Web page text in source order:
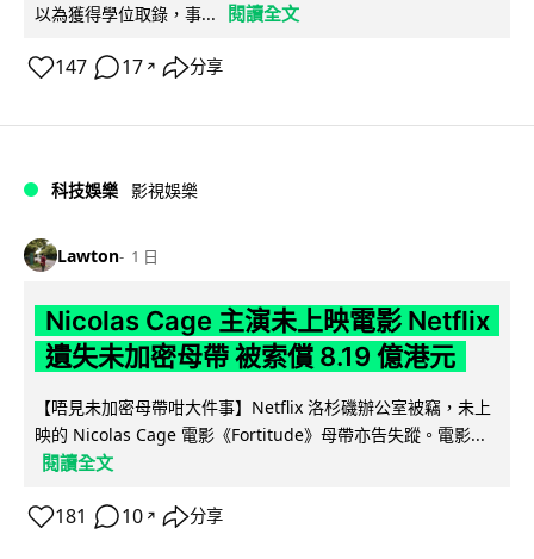
以為獲得學位取錄，事...
閱讀全文
147 17 ↗ 分享
科技娛樂 影視娛樂
Lawton 1 日
Nicolas Cage 主演未上映電影 Netflix
遺失未加密母帶 被索償 8.19 億港元
【唔見未加密母帶咁大件事】Netflix 洛杉磯辦公室被竊，未上
映的 Nicolas Cage 電影《Fortitude》母帶亦告失蹤。電影...
閱讀全文
181 10 ↗ 分享